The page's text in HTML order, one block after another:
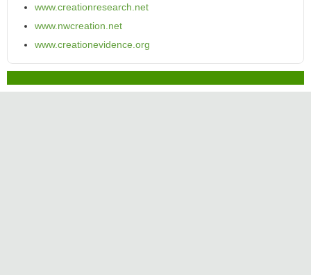
www.creationresearch.net
www.nwcreation.net
www.creationevidence.org